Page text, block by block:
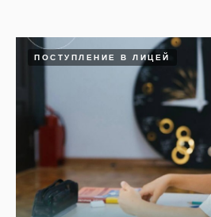
ПОСТУПЛЕНИЕ В ЛИЦЕЙ